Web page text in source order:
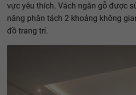
vực yêu thích. Vách ngăn gỗ được
năng phân tách 2 khoảng không
đồ trang trí.